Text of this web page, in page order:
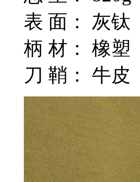
表 面： 灰钛
柄 材： 橡塑
刀 鞘： 牛皮